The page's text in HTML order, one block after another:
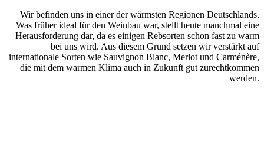
Wir befinden uns in einer der wärmsten Regionen Deutschlands.
Was früher ideal für den Weinbau war, stellt heute manchmal eine
Herausforderung dar, da es einigen Rebsorten schon fast zu warm
bei uns wird. Aus diesem Grund setzen wir verstärkt auf
internationale Sorten wie Sauvignon Blanc, Merlot und Carménère,
die mit dem warmen Klima auch in Zukunft gut zurechtkommen
werden.